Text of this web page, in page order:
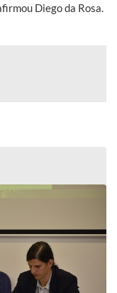
Diego da Rosa.